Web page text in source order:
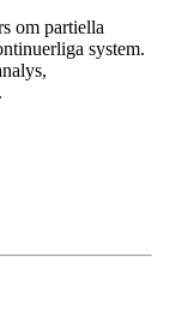
om partiella
system.